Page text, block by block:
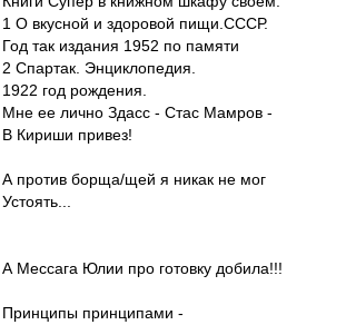
1 О вкусной и здоровой пищи.СССР.
Год так издания 1952 по памяти
2 Спартак. Энциклопедия.
1922 год рождения.
Мне ее лично Здасс - Стас Мамров -
В Кириши привез!
А против борща/щей я никак не мог
Устоять...
А Мессага Юлии про готовку добила!!!
Принципы принципами -